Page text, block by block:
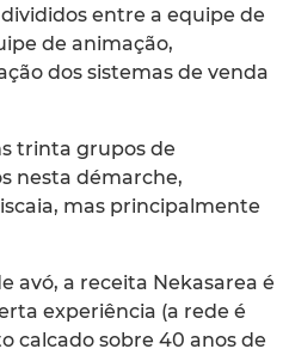
entre a equipe de
de animação,
dos sistemas de venda
trinta grupos de
nesta démarche,
mas principalmente
avó, a receita Nekasarea é
experiência (a rede é
calcado sobre 40 anos de